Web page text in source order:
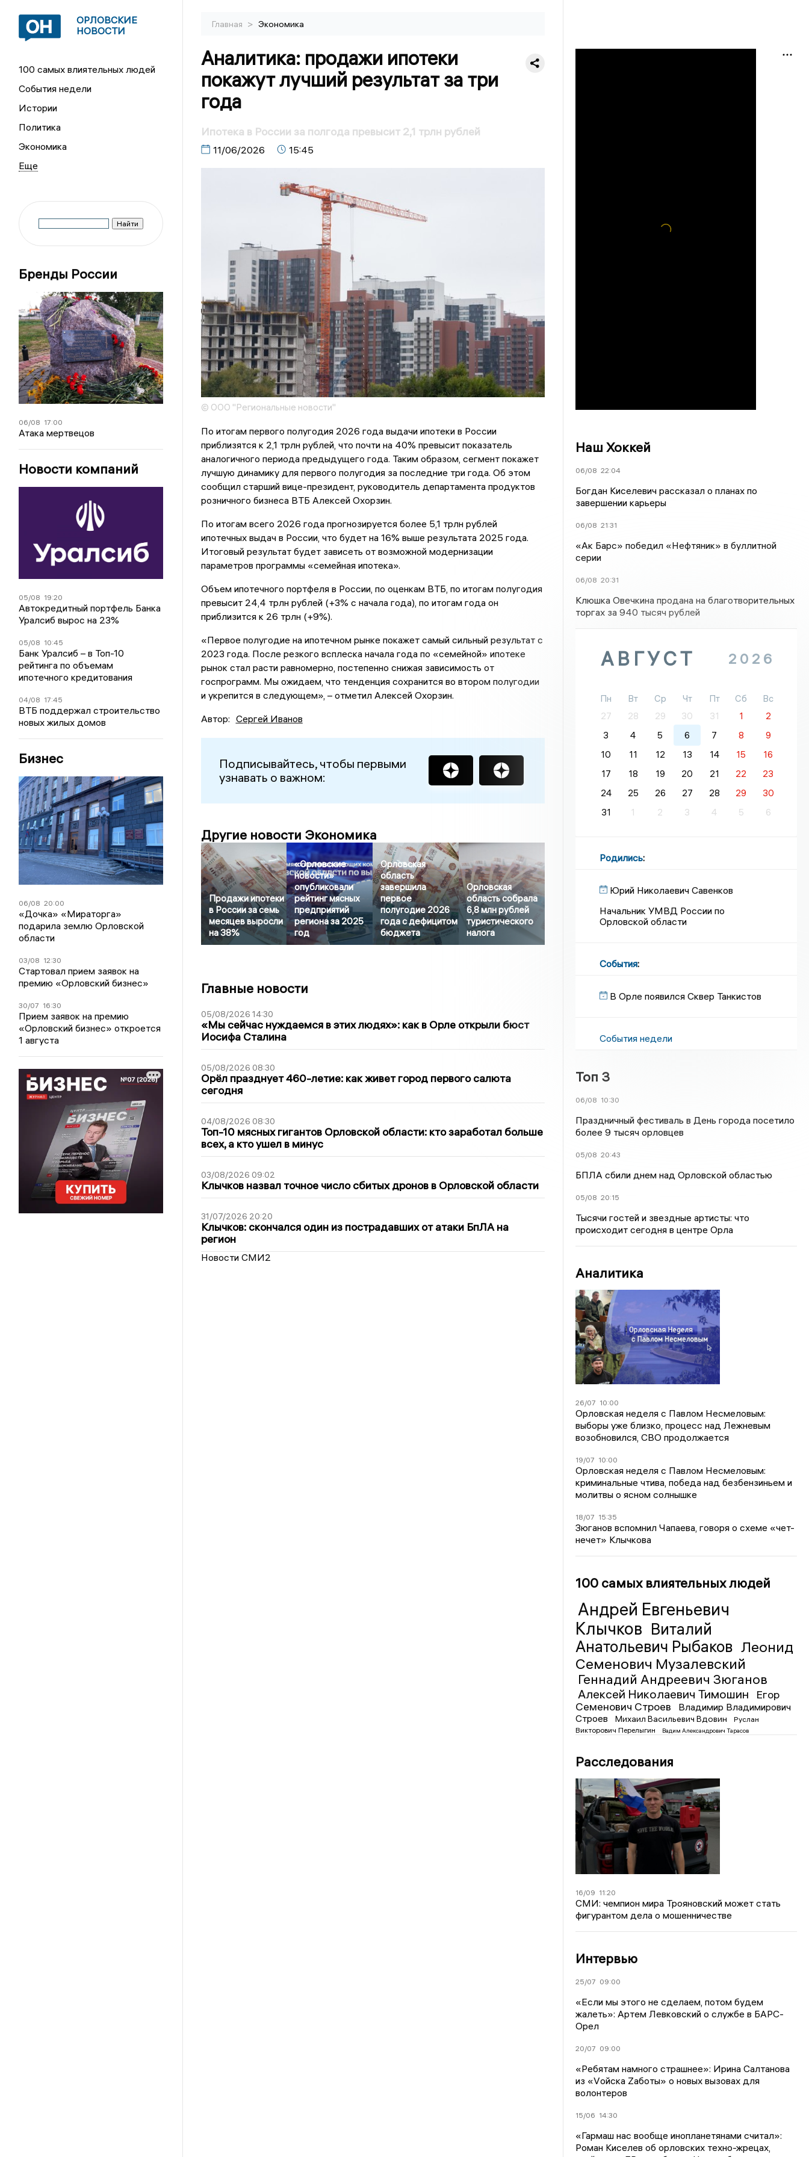
ОРЛОВСКИЕ
НОВОСТИ
100 самых влиятельных людей
События недели
Истории
Политика
Экономика
Бренды России
06/08 17:00
Атака мертвецов
Новости компаний
05/08 19:20
Автокредитный портфель Банка
Уралсиб вырос на 23%
05/08 10:45
Банк Уралсиб – в Топ-10
рейтинга по объемам
ипотечного кредитования
04/08 17:45
ВТБ поддержал строительство
новых жилых домов
Бизнес
06/08 20:00
«Дочка» «Мираторга»
подарила землю Орловской
области
03/08 12:30
Стартовал прием заявок на
премию «Орловский бизнес»
30/07 16:30
Прием заявок на премию
«Орловский бизнес» откроется
1 августа
Главная > Экономика
Аналитика: продажи ипотеки
покажут лучший результат за три
года
Ипотека в России за полгода превысит 2,1 трлн рублей
11/06/2026 15:45
© ООО "Региональные новости"
По итогам первого полугодия 2026 года выдачи ипотеки в России
приблизятся к 2,1 трлн рублей, что почти на 40% превысит показатель
аналогичного периода предыдущего года. Таким образом, сегмент покажет
лучшую динамику для первого полугодия за последние три года. Об этом
сообщил старший вице-президент, руководитель департамента продуктов
розничного бизнеса ВТБ Алексей Охорзин.
По итогам всего 2026 года прогнозируется более 5,1 трлн рублей
ипотечных выдач в России, что будет на 16% выше результата 2025 года.
Итоговый результат будет зависеть от возможной модернизации
параметров программы «семейная ипотека».
Объем ипотечного портфеля в России, по оценкам ВТБ, по итогам полугодия
превысит 24,4 трлн рублей (+3% с начала года), по итогам года он
приблизится к 26 трлн (+9%).
«Первое полугодие на ипотечном рынке покажет самый сильный результат с
2023 года. После резкого всплеска начала года по «семейной» ипотеке
рынок стал расти равномерно, постепенно снижая зависимость от
госпрограмм. Мы ожидаем, что тенденция сохранится во втором полугодии
и укрепится в следующем», – отметил Алексей Охорзин.
Автор: Сергей Иванов
Подписывайтесь, чтобы первыми
узнавать о важном:
Другие новости Экономика
Продажи ипотеки
в России за семь
месяцев выросли
на 38%
«Орловские
новости»
опубликовали
рейтинг мясных
предприятий
региона за 2025
год
Орловская
область
завершила
первое
полугодие 2026
года с дефицитом
бюджета
Орловская
область собрала
6,8 млн рублей
туристического
налога
Главные новости
05/08/2026 14:30
«Мы сейчас нуждаемся в этих людях»: как в Орле открыли бюст
Иосифа Сталина
05/08/2026 08:30
Орёл празднует 460-летие: как живет город первого салюта
сегодня
04/08/2026 08:30
Топ-10 мясных гигантов Орловской области: кто заработал больше
всех, а кто ушел в минус
03/08/2026 09:02
Клычков назвал точное число сбитых дронов в Орловской области
31/07/2026 20:20
Клычков: скончался один из пострадавших от атаки БпЛА на
регион
Новости СМИ2
Наш Хоккей
06/08 22:04
Богдан Киселевич рассказал о планах по
завершении карьеры
06/08 21:31
«Ак Барс» победил «Нефтяник» в буллитной
серии
06/08 20:31
Клюшка Овечкина продана на благотворительных
торгах за 940 тысяч рублей
АВГУСТ 2026
Пн Вт Ср Чт Пт Сб
Вс
27
28 29 30 31 1
2
3
4 5 6 7 8
9
10
11 12 13 14 15
16
17
18 19 20 21 22
23
24
25 26 27 28 29
30
31
1 2 3 4 5 6
Родились:
Юрий Николаевич Савенков
Начальник УМВД России по
Орловской области
События:
В Орле появился Сквер Танкистов
События недели
Топ 3
06/08 10:30
Праздничный фестиваль в День города посетило
более 9 тысяч орловцев
05/08 20:43
БПЛА сбили днем над Орловской областью
05/08 20:15
Тысячи гостей и звездные артисты: что
происходит сегодня в центре Орла
Аналитика
26/07 10:00
Орловская неделя с Павлом Несмеловым:
выборы уже близко, процесс над Лежневым
возобновился, СВО продолжается
19/07 10:00
Орловская неделя с Павлом Несмеловым:
криминальные чтива, победа над безбензиньем и
молитвы о ясном солнышке
18/07 15:35
Зюганов вспомнил Чапаева, говоря о схеме «чет-
нечет» Клычкова
100 самых влиятельных людей
Андрей Евгеньевич
Клычков Виталий
Анатольевич Рыбаков Леонид
Семенович Музалевский
Геннадий Андреевич Зюганов
Алексей Николаевич Тимошин
Егор
Семенович Строев
Владимир Владимирович
Строев
Михаил Васильевич Вдовин
Руслан
Викторович Перелыгин
Вадим Александрович Тарасов
Расследования
16/09 11:20
СМИ: чемпион мира Трояновский может стать
фигурантом дела о мошенничестве
Интервью
25/07 09:00
«Если мы этого не сделаем, потом будем
жалеть»: Артем Левковский о службе в БАРС-
Орел
20/07 09:00
«Ребятам намного страшнее»: Ирина Салтанова
из «Vойска Zаботы» о новых вызовах для
волонтеров
15/06 14:30
«Гармаш нас вообще инопланетянами считал»:
Роман Киселев об орловских техно-жрецах,